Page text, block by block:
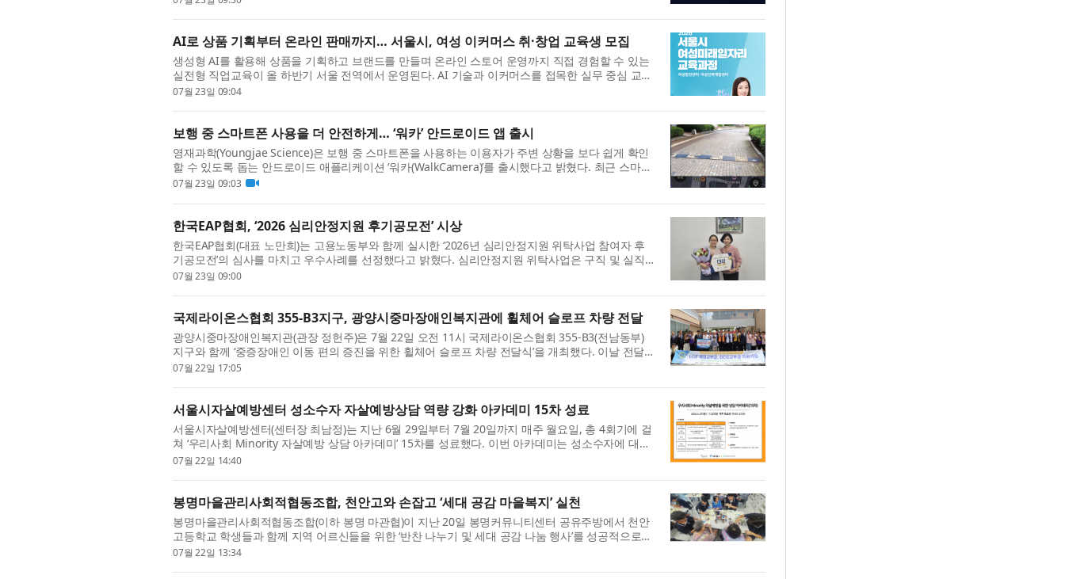
AI로 상품 기획부터 온라인 판매까지… 서울시, 여성 이커머스 취·창업 교육생 모집
생성형 AI를 활용해 상품을 기획하고 브랜드를 만들며 온라인 스토어 운영까지 직접 경험할 수 있는
실전형 직업교육이 올 하반기 서울 전역에서 운영된다. AI 기술과 이커머스를 접목한 실무 중심 교육
을 통해 여성들의 취·창업 경쟁력을 높이고 디지털 경제 분야 ...
07월 23일 09:04
보행 중 스마트폰 사용을 더 안전하게… ‘워카’ 안드로이드 앱 출시
영재과학(Youngjae Science)은 보행 중 스마트폰을 사용하는 이용자가 주변 상황을 보다 쉽게 확인
할 수 있도록 돕는 안드로이드 애플리케이션 ‘워카(WalkCamera)’를 출시했다고 밝혔다. 최근 스마트
폰을 보며 이동하는 이른바 ‘스몸비(Smombie)’가 늘어나면서 기둥,...
07월 23일 09:03
한국EAP협회, ‘2026 심리안정지원 후기공모전’ 시상
한국EAP협회(대표 노만희)는 고용노동부와 함께 실시한 ‘2026년 심리안정지원 위탁사업 참여자 후
기공모전’의 심사를 마치고 우수사례를 선정했다고 밝혔다. 심리안정지원 위탁사업은 구직 및 실직
과정에서 스트레스와 불안, 우울 등 심리적 어려움을 겪는 구직자를...
07월 23일 09:00
국제라이온스협회 355-B3지구, 광양시중마장애인복지관에 휠체어 슬로프 차량 전달
광양시중마장애인복지관(관장 정헌주)은 7월 22일 오전 11시 국제라이온스협회 355-B3(전남동부)
지구와 함께 ‘중증장애인 이동 편의 증진을 위한 휠체어 슬로프 차량 전달식’을 개최했다. 이날 전달
식에는 국제라이온스협회 355-B3(전남동부)지구 김철옥 총재와 이남...
07월 22일 17:05
서울시자살예방센터 성소수자 자살예방상담 역량 강화 아카데미 15차 성료
서울시자살예방센터(센터장 최남정)는 지난 6월 29일부터 7월 20일까지 매주 월요일, 총 4회기에 걸
쳐 ‘우리사회 Minority 자살예방 상담 아카데미’ 15차를 성료했다. 이번 아카데미는 성소수자에 대한
이해를 기반으로 한 상담 실무 역량을 강화하기 위해 마련된 자...
07월 22일 14:40
봉명마을관리사회적협동조합, 천안고와 손잡고 ‘세대 공감 마을복지’ 실천
봉명마을관리사회적협동조합(이하 봉명 마관협)이 지난 20일 봉명커뮤니티센터 공유주방에서 천안
고등학교 학생들과 함께 지역 어르신들을 위한 ‘반찬 나누기 및 세대 공감 나눔 행사’를 성공적으로
개최했다고 밝혔다. 이번 행사는 봉명 마관협이 주관하는 청소년 ...
07월 22일 13:34